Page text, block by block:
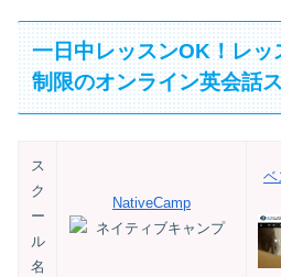
一日中レッスンOK！レッ
制限のオンライン英会話
ス
ク
ー
ル
名
NativeCamp
ベ